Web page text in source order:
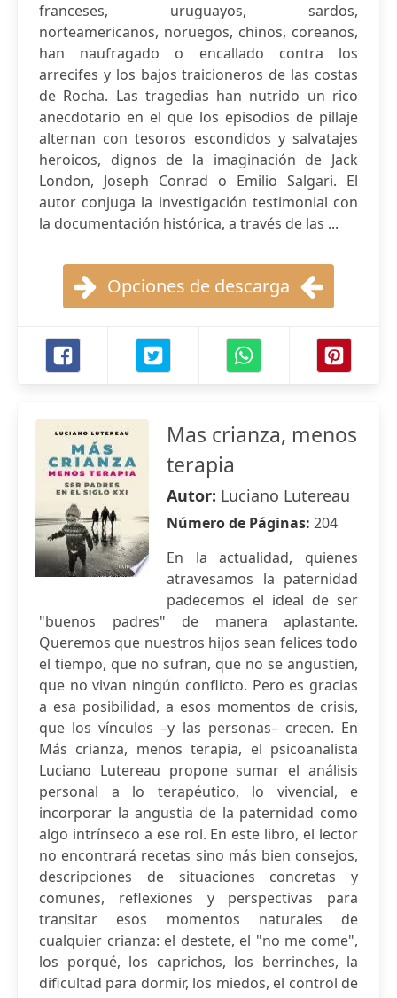
franceses, uruguayos, sardos,
norteamericanos, noruegos, chinos, coreanos,
han naufragado o encallado contra los
arrecifes y los bajos traicioneros de las costas
de Rocha. Las tragedias han nutrido un rico
anecdotario en el que los episodios de pillaje
alternan con tesoros escondidos y salvatajes
heroicos, dignos de la imaginación de Jack
London, Joseph Conrad o Emilio Salgari. El
autor conjuga la investigación testimonial con
la documentación histórica, a través de las ...
Opciones de descarga
Mas crianza, menos
terapia
Autor: Luciano Lutereau
Número de Páginas: 204
En la actualidad, quienes
atravesamos la paternidad
padecemos el ideal de ser
"buenos padres" de manera aplastante.
Queremos que nuestros hijos sean felices todo
el tiempo, que no sufran, que no se angustien,
que no vivan ningún conflicto. Pero es gracias
a esa posibilidad, a esos momentos de crisis,
que los vínculos –y las personas– crecen. En
Más crianza, menos terapia, el psicoanalista
Luciano Lutereau propone sumar el análisis
personal a lo terapéutico, lo vivencial, e
incorporar la angustia de la paternidad como
algo intrínseco a ese rol. En este libro, el lector
no encontrará recetas sino más bien consejos,
descripciones de situaciones concretas y
comunes, reflexiones y perspectivas para
transitar esos momentos naturales de
cualquier crianza: el destete, el "no me come",
los porqué, los caprichos, los berrinches, la
dificultad para dormir, los miedos, el control de